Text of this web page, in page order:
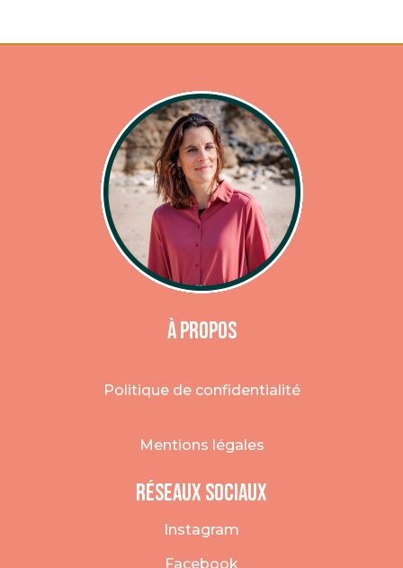
À Propos
Politique de confidentialité
Mentions légales
Réseaux sociaux
Instagram
Facebook